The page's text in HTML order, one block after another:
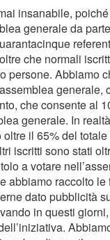
insanabile,
generale da
che normali
persone. Abbiamo
generale,
che consente al
generale. In
il 65% del
iscritti sono stati
a votare
abbiamo raccolto
dato pubblicità
in questi